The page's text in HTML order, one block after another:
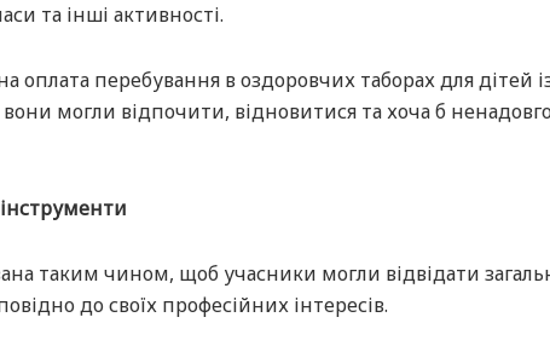
та інші активності.
перебування в оздоровчих таборах для дітей
могли відпочити, відновитися та хоча б
таким чином, щоб учасники могли відвідати
до своїх професійних інтересів.